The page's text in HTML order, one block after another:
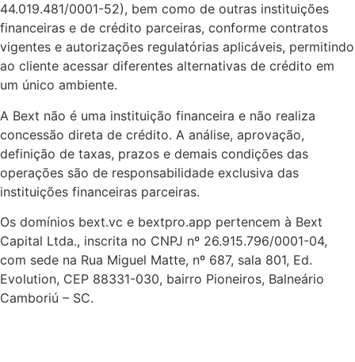
44.019.481/0001-52), bem como de outras instituições
financeiras e de crédito parceiras, conforme contratos
vigentes e autorizações regulatórias aplicáveis, permitindo
ao cliente acessar diferentes alternativas de crédito em
um único ambiente.
A Bext não é uma instituição financeira e não realiza
concessão direta de crédito. A análise, aprovação,
definição de taxas, prazos e demais condições das
operações são de responsabilidade exclusiva das
instituições financeiras parceiras.
Os domínios bext.vc e bextpro.app pertencem à Bext
Capital Ltda., inscrita no CNPJ nº 26.915.796/0001-04,
com sede na Rua Miguel Matte, nº 687, sala 801, Ed.
Evolution, CEP 88331-030, bairro Pioneiros, Balneário
Camboriú – SC.